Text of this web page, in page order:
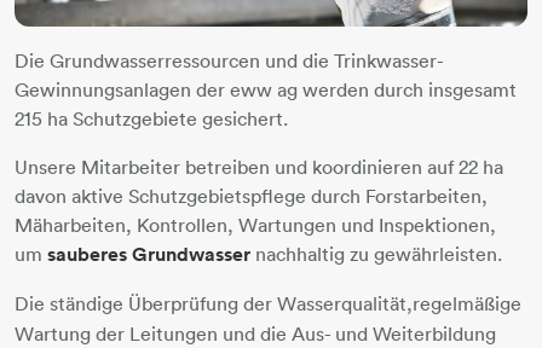
Die Grundwasserressourcen und die Trinkwasser-
Gewinnungsanlagen der eww ag werden durch insgesamt
215 ha Schutzgebiete gesichert.
Unsere Mitarbeiter betreiben und koordinieren auf 22 ha
davon aktive Schutzgebietspflege durch Forstarbeiten,
Mäharbeiten, Kontrollen, Wartungen und Inspektionen,
um sauberes Grundwasser nachhaltig zu gewährleisten.
Die ständige Überprüfung der Wasserqualität,regelmäßige
Wartung der Leitungen und die Aus- und Weiterbildung